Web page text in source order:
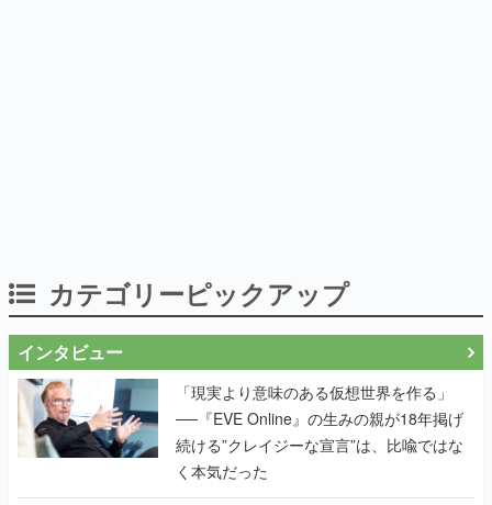
「現実より意味のある仮想世界を作る」
──『EVE Online』の生みの親が18年掲げ
く本気だった
作り込みのすさまじさにコラボ先も驚嘆
──『Wizardry Variants Daphne』
×『FFXI』コラボが期間限定なのにジョブ